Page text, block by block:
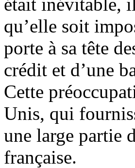
qu’elle soit
porte à sa tête
crédit et d’une
Cette
Unis, qui
une large partie
française.